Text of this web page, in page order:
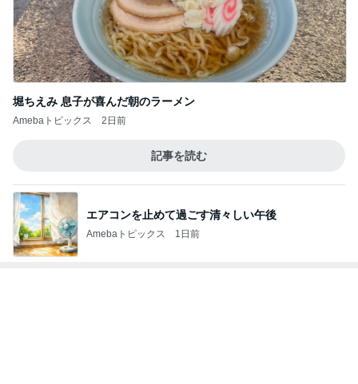
堀ちえみ 息子が喜んだ朝のラーメン
Amebaトピックス 2日前
記事を読む
エアコンを止めて過ごす清々しい午後
Amebaトピックス 1日前